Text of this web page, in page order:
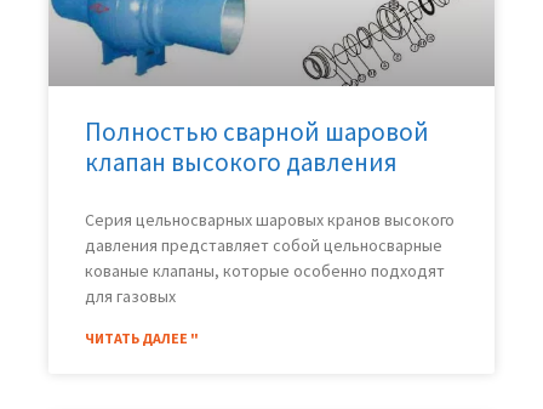
Полностью сварной шаровой
клапан высокого давления
Серия цельносварных шаровых кранов высокого
давления представляет собой цельносварные
кованые клапаны, которые особенно подходят
для газовых
ЧИТАТЬ ДАЛЕЕ "